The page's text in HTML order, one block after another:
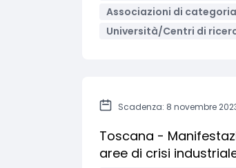
Associazioni di categoria
Università/Centri di
Scadenza: 8 novembre
Toscana -
aree di crisi